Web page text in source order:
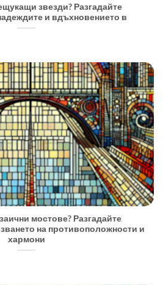
звезди? Разгадайте
и вдъхновението в
мостове? Разгадайте
на противоположности и
хармони